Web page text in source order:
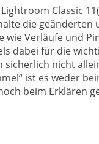
Classic
die geänderten
wie Verläufe und
dabei für die
sicherlich nicht
ist es weder
beim Erklären